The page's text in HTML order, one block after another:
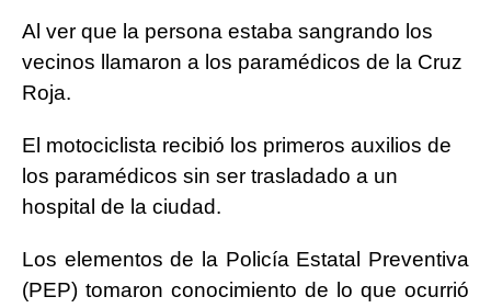
Al ver que la persona estaba sangrando los
vecinos llamaron a los paramédicos de la Cruz
Roja.
El motociclista recibió los primeros auxilios de
los paramédicos sin ser trasladado a un
hospital de la ciudad.
Los elementos de la Policía Estatal Preventiva
(PEP) tomaron conocimiento de lo que ocurrió